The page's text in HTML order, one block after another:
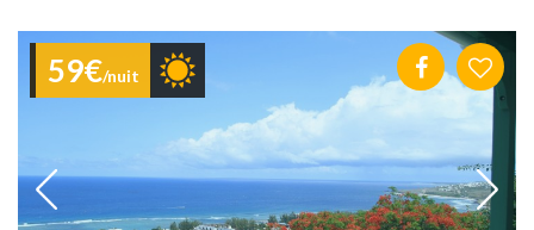
59€/nuit